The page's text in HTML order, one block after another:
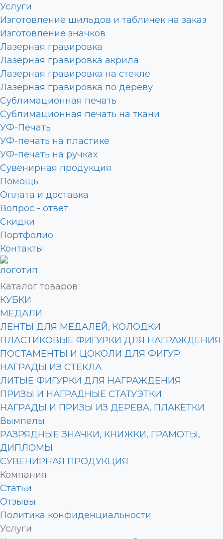
Услуги
Изготовление шильдов и табличек на заказ
Изготовление значков
Лазерная гравировка
Лазерная гравировка акрила
Лазерная гравировка на стекле
Лазерная гравировка по дереву
Сублимационная печать
Сублимационная печать на ткани
УФ-Печать
УФ-печать на пластике
УФ-печать на ручках
Сувенирная продукция
Помощь
Оплата и доставка
Вопрос - ответ
Скидки
Портфолио
Контакты
Каталог товаров
КУБКИ
МЕДАЛИ
ЛЕНТЫ ДЛЯ МЕДАЛЕЙ, КОЛОДКИ
ПЛАСТИКОВЫЕ ФИГУРКИ ДЛЯ НАГРАЖДЕНИЯ
ПОСТАМЕНТЫ И ЦОКОЛИ ДЛЯ ФИГУР
НАГРАДЫ ИЗ СТЕКЛА
ЛИТЫЕ ФИГУРКИ ДЛЯ НАГРАЖДЕНИЯ
ПРИЗЫ И НАГРАДНЫЕ СТАТУЭТКИ
НАГРАДЫ И ПРИЗЫ ИЗ ДЕРЕВА, ПЛАКЕТКИ
Вымпелы
РАЗРЯДНЫЕ ЗНАЧКИ, КНИЖКИ, ГРАМОТЫ,
ДИПЛОМЫ
СУВЕНИРНАЯ ПРОДУКЦИЯ
Компания
Статьи
Отзывы
Политика конфиденциальности
Услуги